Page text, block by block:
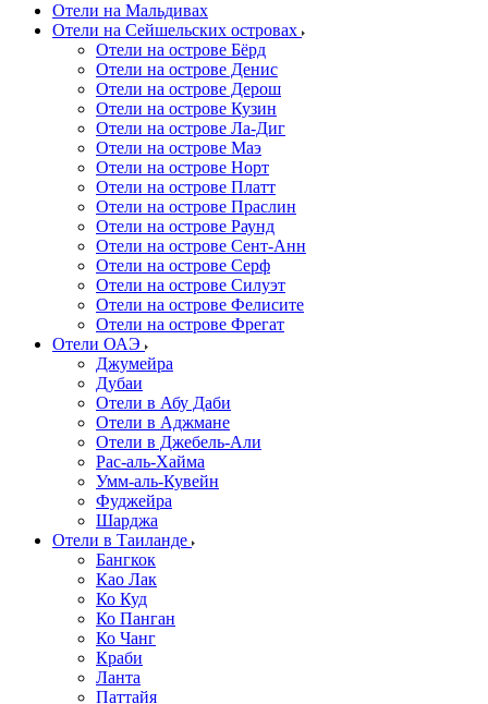
Отели на Мальдивах
Отели на Сейшельских островах
Отели на острове Бёрд
Отели на острове Денис
Отели на острове Дерош
Отели на острове Кузин
Отели на острове Ла-Диг
Отели на острове Маэ
Отели на острове Норт
Отели на острове Платт
Отели на острове Праслин
Отели на острове Раунд
Отели на острове Сент-Анн
Отели на острове Серф
Отели на острове Силуэт
Отели на острове Фелисите
Отели на острове Фрегат
Отели ОАЭ
Джумейра
Дубаи
Отели в Абу Даби
Отели в Аджмане
Отели в Джебель-Али
Рас-аль-Хайма
Умм-аль-Кувейн
Фуджейра
Шарджа
Отели в Таиланде
Бангкок
Као Лак
Ко Куд
Ко Панган
Ко Чанг
Краби
Ланта
Паттайя